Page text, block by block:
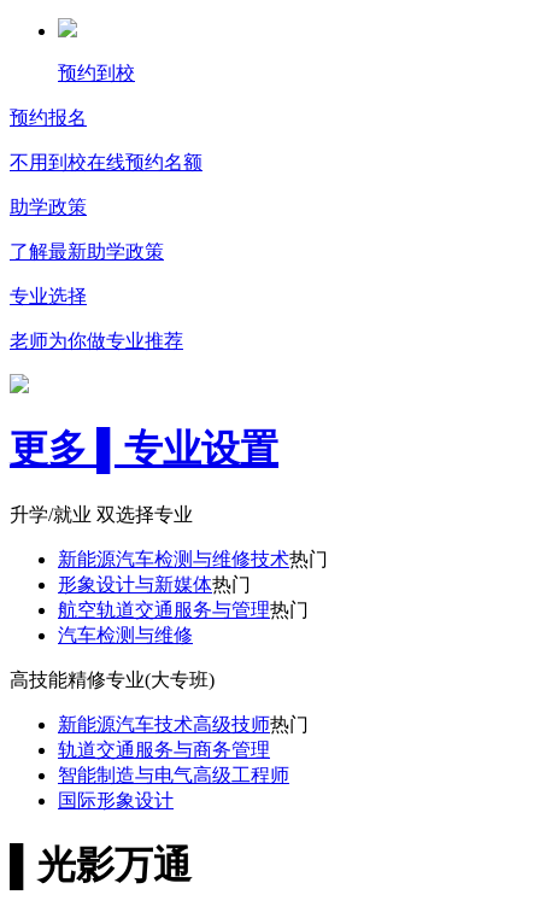
预约到校
预约报名
不用到校在线预约名额
助学政策
了解最新助学政策
专业选择
老师为你做专业推荐
更多 专业设置
升学/就业 双选择专业
新能源汽车检测与维修技术热门
形象设计与新媒体热门
航空轨道交通服务与管理热门
汽车检测与维修
高技能精修专业(大专班)
新能源汽车技术高级技师热门
轨道交通服务与商务管理
智能制造与电气高级工程师
国际形象设计
光影万通